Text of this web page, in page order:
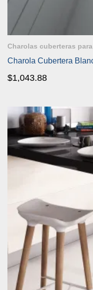
VISTA RÁPIDA
Charolas cuberteras
Charola Cubertera
$1,043.88